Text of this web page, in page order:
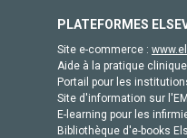
PLATEFORMES
Site e-commerce :
Aide à la pratique
Portail pour les
Site d'information sur
E-learning pour les
Bibliothèque d'e-books